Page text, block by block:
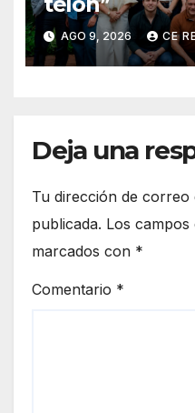
AGO 9, 2026 CE
Deja una
Tu dirección de
publicada. Los
marcados con *
Comentario *